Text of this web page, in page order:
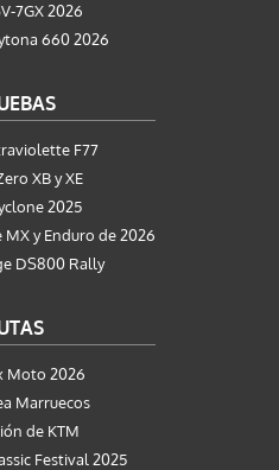
7GX 2026
660 2026
F77
XB y XE
2025
MX y Enduro de 2026
DS800 Rally
Moto 2026
Marruecos
de KTM
Festival 2025